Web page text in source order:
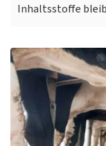
Inhaltsstoffe